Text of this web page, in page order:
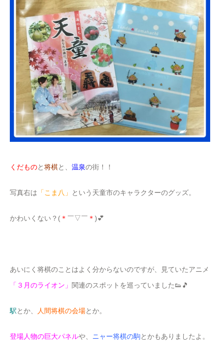
くだものと将棋と、 温泉の街！！
写真右は 「こま八」 という天童市のキャラクターのグッズ。
かわいくない？( ＊ ￣▽￣ ＊ )💕
あいにく将棋のことはよく分からないのですが、見ていたアニメ
「３月のライオン」 関連のスポットを巡っていました👟🎵
駅とか、 人間将棋の会場とか。
登場人物の巨大パネルや、 ニャー将棋の駒とかもありましたよ。